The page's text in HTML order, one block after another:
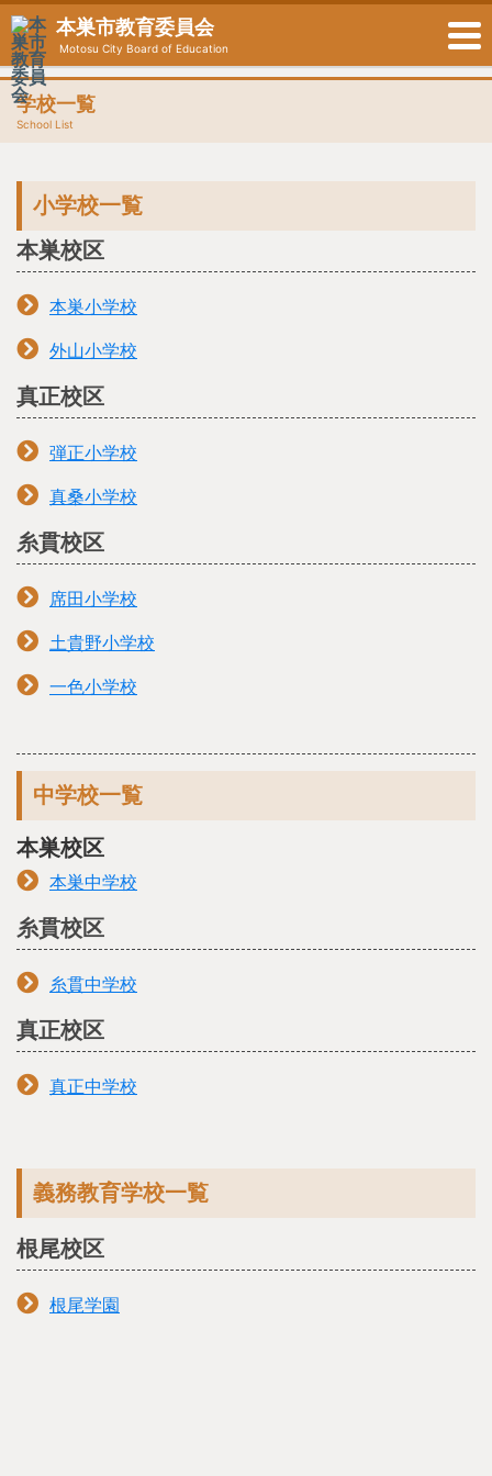
本巣市教育委員会
Motosu City Board of Education
学校一覧
School List
小学校一覧
本巣校区
本巣小学校
外山小学校
真正校区
弾正小学校
真桑小学校
糸貫校区
席田小学校
土貴野小学校
一色小学校
中学校一覧
本巣校区
本巣中学校
糸貫校区
糸貫中学校
真正校区
真正中学校
義務教育学校一覧
根尾校区
根尾学園